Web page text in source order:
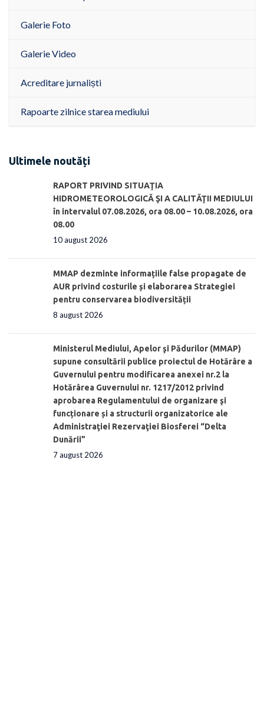
Galerie Foto
Galerie Video
Acreditare jurnaliști
Rapoarte zilnice starea mediului
Ultimele noutăți
RAPORT PRIVIND SITUAŢIA
HIDROMETEOROLOGICĂ ŞI A CALITĂŢII MEDIULUI
în intervalul 07.08.2026, ora 08.00 – 10.08.2026, ora
08.00
10 august 2026
MMAP dezminte informațiile false propagate de
AUR privind costurile și elaborarea Strategiei
pentru conservarea biodiversității
8 august 2026
Ministerul Mediului, Apelor şi Pădurilor (MMAP)
supune consultării publice proiectul de Hotărâre a
Guvernului pentru modificarea anexei nr.2 la
Hotărârea Guvernului nr. 1217/2012 privind
aprobarea Regulamentului de organizare şi
funcționare și a structurii organizatorice ale
Administraţiei Rezervaţiei Biosferei “Delta
Dunării”
7 august 2026